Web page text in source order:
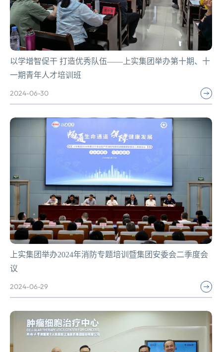
以学增智促干 打造优秀队伍——上实集团举办第十期、十
一期青年人才培训班
2024-06-30
上实集团举办2024年消防专题培训暨集团安委会二季度会
议
2024-06-29